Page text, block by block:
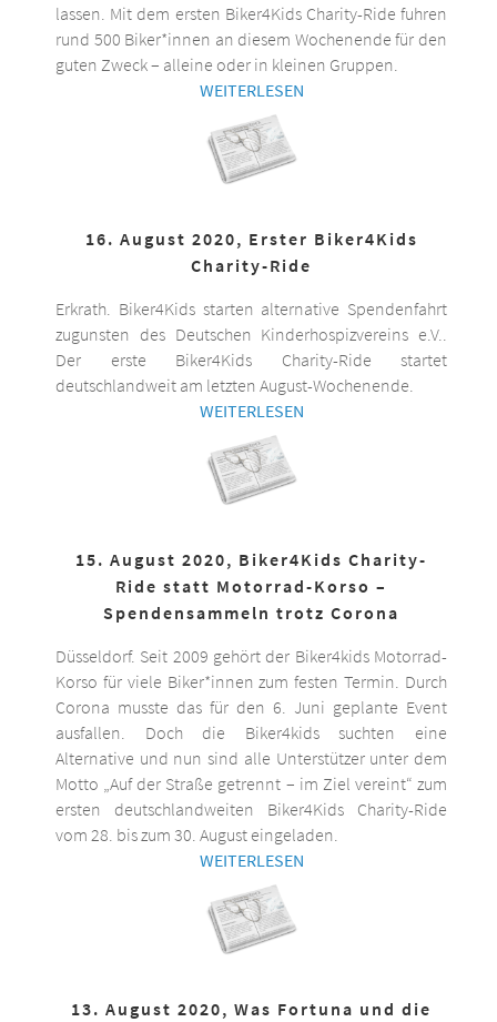
lassen. Mit dem ersten Biker4Kids Charity-Ride fuhren
rund 500 Biker*innen an diesem Wochenende für den
guten Zweck – alleine oder in kleinen Gruppen.
WEITERLESEN
16. August 2020, Erster Biker4Kids
Charity-Ride
Erkrath. Biker4Kids starten alternative Spendenfahrt
zugunsten des Deutschen Kinderhospizvereins e.V..
Der erste Biker4Kids Charity-Ride startet
deutschlandweit am letzten August-Wochenende.
WEITERLESEN
15. August 2020, Biker4Kids Charity-
Ride statt Motorrad-Korso –
Spendensammeln trotz Corona
Düsseldorf. Seit 2009 gehört der Biker4kids Motorrad-
Korso für viele Biker*innen zum festen Termin. Durch
Corona musste das für den 6. Juni geplante Event
ausfallen. Doch die Biker4kids suchten eine
Alternative und nun sind alle Unterstützer unter dem
Motto „Auf der Straße getrennt – im Ziel vereint“ zum
ersten deutschlandweiten Biker4Kids Charity-Ride
vom 28. bis zum 30. August eingeladen.
WEITERLESEN
13. August 2020, Was Fortuna und die